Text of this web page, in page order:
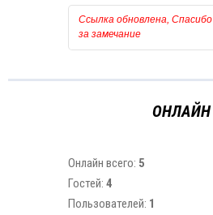
Ссылка обновлена, Спасибо
за замечание
ОНЛАЙН
Онлайн всего: 5
Гостей: 4
Пользователей: 1